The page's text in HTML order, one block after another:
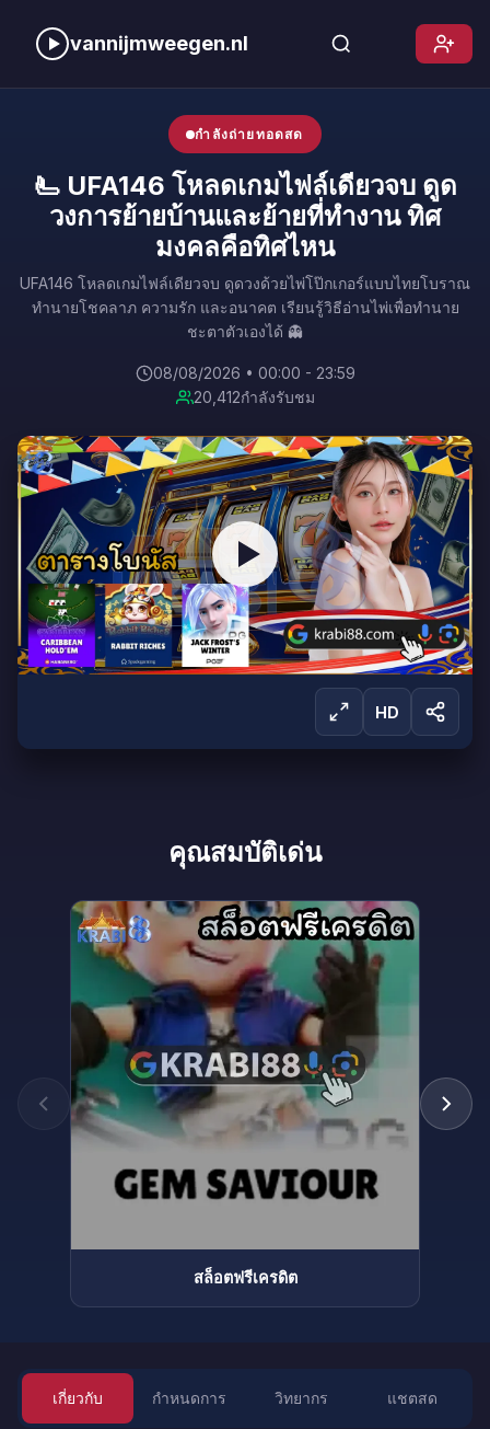
vannijmweegen.nl
กำลังถ่ายทอดสด
🫷 UFA146 โหลดเกมไฟล์เดียวจบ ดูด
วงการย้ายบ้านและย้ายที่ทำงาน ทิศ
มงคลคือทิศไหน
UFA146 โหลดเกมไฟล์เดียวจบ ดูดวงด้วยไพ่โป๊กเกอร์แบบไทยโบราณ
ทำนายโชคลาภ ความรัก และอนาคต เรียนรู้วิธีอ่านไพ่เพื่อทำนาย
ชะตาตัวเองได้ 👻
08/08/2026 • 00:00 - 23:59
20,412กำลังรับชม
ลงชื่อเข้าใช้เพื่อรับชม
ลงชื่อเข้าใช้เพื่อรับชมการถ่ายทอดสดและเข้าถึง
ผลิตภัณฑ์ทั้งหมดของเรา
ลงชื่อเข้าใช้ สร้างบัญชี
HD
คุณสมบัติเด่น
สล็อตฟรีเครดิต
เกี่ยวกับ กำหนดการ วิทยากร แชตสด